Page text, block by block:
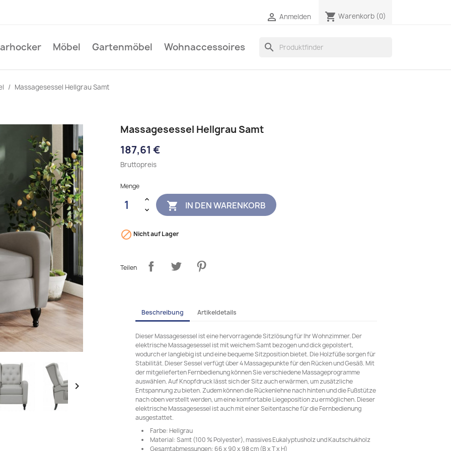
 Anmelden shopping_cart Warenkorb (0)
Möbel Gartenmöbel Wohnaccessoires search
Massagesessel Hellgrau Samt

Massagesessel Hellgrau Samt
187,61 €
Bruttopreis
Menge
 IN DEN WARENKORB
 Nicht auf Lager
Teilen
Beschreibung Artikeldetails
Dieser Massagesessel ist eine hervorragende Sitzlösung für Ihr Wohnzimmer. Der
elektrische Massagesessel ist mit weichem Samt bezogen und dick gepolstert,
wodurch er langlebig ist und eine bequeme Sitzposition bietet. Die Holzfüße sorgen für
Stabilität. Dieser Sessel verfügt über 4 Massagepunkte für den Rücken und Gesäß. Mit
der mitgelieferten Fernbedienung können Sie verschiedene Massageprogramme
auswählen. Auf Knopfdruck lässt sich der Sitz auch erwärmen, um zusätzliche
Entspannung zu bieten. Zudem können die Rückenlehne nach hinten und die Fußstütze
nach oben verstellt werden, um eine komfortable Liegeposition zu ermöglichen. Dieser
elektrische Massagesessel ist auch mit einer Seitentasche für die Fernbedienung
ausgestattet.
Farbe: Hellgrau
Material: Samt (100 % Polyester), massives Eukalyptusholz und Kautschukholz
Gesamtabmessungen: 66 x 90 x 98 cm (B x T x H)